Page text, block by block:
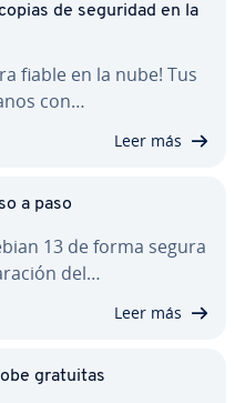
de seguridad en la
fiable en la nube! Tus
con…
Leer más
a paso
13 de forma segura
del…
Leer más
gratuitas